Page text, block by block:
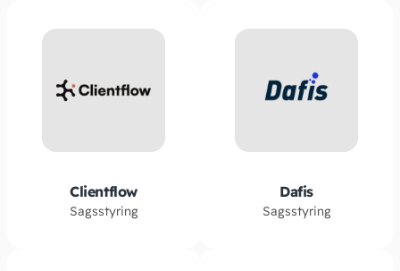
Clientflow
Sagsstyring
Dafis
Sagsstyring